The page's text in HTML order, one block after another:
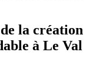
la création
à Le Val